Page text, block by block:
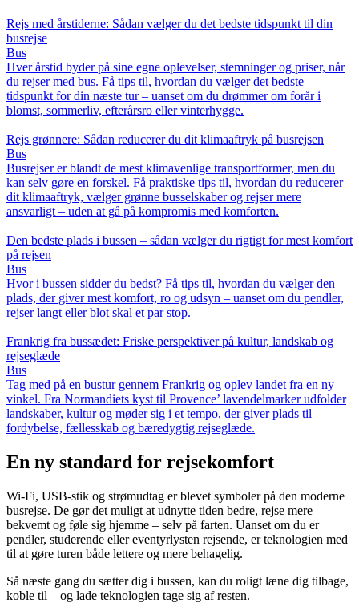
Rejs med årstiderne: Sådan vælger du det bedste tidspunkt til din
busrejse
Bus
Hver årstid byder på sine egne oplevelser, stemninger og priser, når
du rejser med bus. Få tips til, hvordan du vælger det bedste
tidspunkt for din næste tur – uanset om du drømmer om forår i
blomst, sommerliv, efterårsro eller vinterhygge.
Rejs grønnere: Sådan reducerer du dit klimaaftryk på busrejsen
Bus
Busrejser er blandt de mest klimavenlige transportformer, men du
kan selv gøre en forskel. Få praktiske tips til, hvordan du reducerer
dit klimaaftryk, vælger grønne busselskaber og rejser mere
ansvarligt – uden at gå på kompromis med komforten.
Den bedste plads i bussen – sådan vælger du rigtigt for mest komfort
på rejsen
Bus
Hvor i bussen sidder du bedst? Få tips til, hvordan du vælger den
plads, der giver mest komfort, ro og udsyn – uanset om du pendler,
rejser langt eller blot skal et par stop.
Frankrig fra bussædet: Friske perspektiver på kultur, landskab og
rejseglæde
Bus
Tag med på en bustur gennem Frankrig og oplev landet fra en ny
vinkel. Fra Normandiets kyst til Provence’ lavendelmarker udfolder
landskaber, kultur og møder sig i et tempo, der giver plads til
fordybelse, fællesskab og bæredygtig rejseglæde.
En ny standard for rejsekomfort
Wi-Fi, USB-stik og strømudtag er blevet symboler på den moderne
busrejse. De gør det muligt at udnytte tiden bedre, rejse mere
bekvemt og føle sig hjemme – selv på farten. Uanset om du er
pendler, studerende eller eventyrlysten rejsende, er teknologien med
til at gøre turen både lettere og mere behagelig.
Så næste gang du sætter dig i bussen, kan du roligt læne dig tilbage,
koble til – og lade teknologien tage sig af resten.